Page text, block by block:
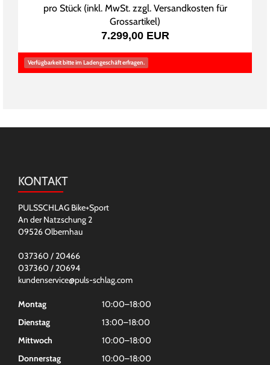
pro Stück (inkl. MwSt. zzgl. Versandkosten für
Grossartikel)
7.299,00 EUR
Verfügbarkeit bitte im Ladengeschäft erfragen.
KONTAKT
PULSSCHLAG Bike+Sport
An der Natzschung 2
09526 Olbernhau
037360 / 20466
037360 / 20694
kundenservice@puls-schlag.com
Montag
10:00–18:00
Dienstag
13:00–18:00
Mittwoch
10:00–18:00
Donnerstag
10:00–18:00